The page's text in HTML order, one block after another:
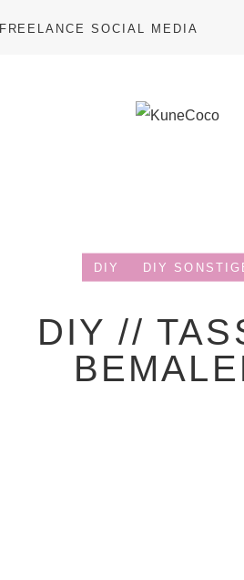
FREELANCE SOCIAL MEDIA
DIY DIY
DIY //